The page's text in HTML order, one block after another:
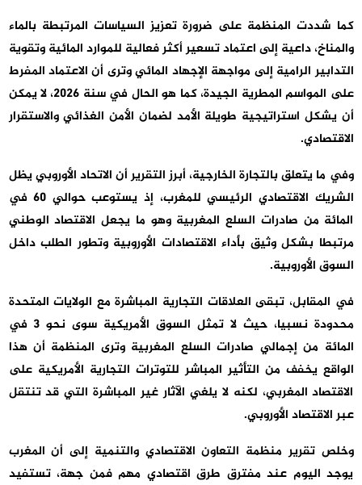
كما شددت المنظمة على ضرورة تعزيز السياسات المرتبطة بالماء
والمناخ، داعية إلى اعتماد تسعير أكثر فعالية للموارد المائية وتقوية
التدابير الرامية إلى مواجهة الإجهاد المائي وترى أن الاعتماد المفرط
على المواسم المطرية الجيدة، كما هو الحال في سنة 2026، لا يمكن
أن يشكل استراتيجية طويلة الأمد لضمان الأمن الغذائي والاستقرار
الاقتصادي.
وفي ما يتعلق بالتجارة الخارجية، أبرز التقرير أن الاتحاد الأوروبي يظل
الشريك الاقتصادي الرئيسي للمغرب، إذ يستوعب حوالي 60 في
المائة من صادرات السلع المغربية وهو ما يجعل الاقتصاد الوطني
مرتبطا بشكل وثيق بأداء الاقتصادات الأوروبية وتطور الطلب داخل
السوق الأوروبية.
في المقابل، تبقى العلاقات التجارية المباشرة مع الولايات المتحدة
محدودة نسبيا، حيث لا تمثل السوق الأمريكية سوى نحو 3 في
المائة من إجمالي صادرات السلع المغربية وترى المنظمة أن هذا
الواقع يخفف من التأثير المباشر للتوترات التجارية الأمريكية على
الاقتصاد المغربي، لكنه لا يلغي الآثار غير المباشرة التي قد تنتقل
عبر الاقتصاد الأوروبي.
وخلص تقرير منظمة التعاون الاقتصادي والتنمية إلى أن المغرب
يوجد اليوم عند مفترق طرق اقتصادي مهم فمن جهة، تستفيد